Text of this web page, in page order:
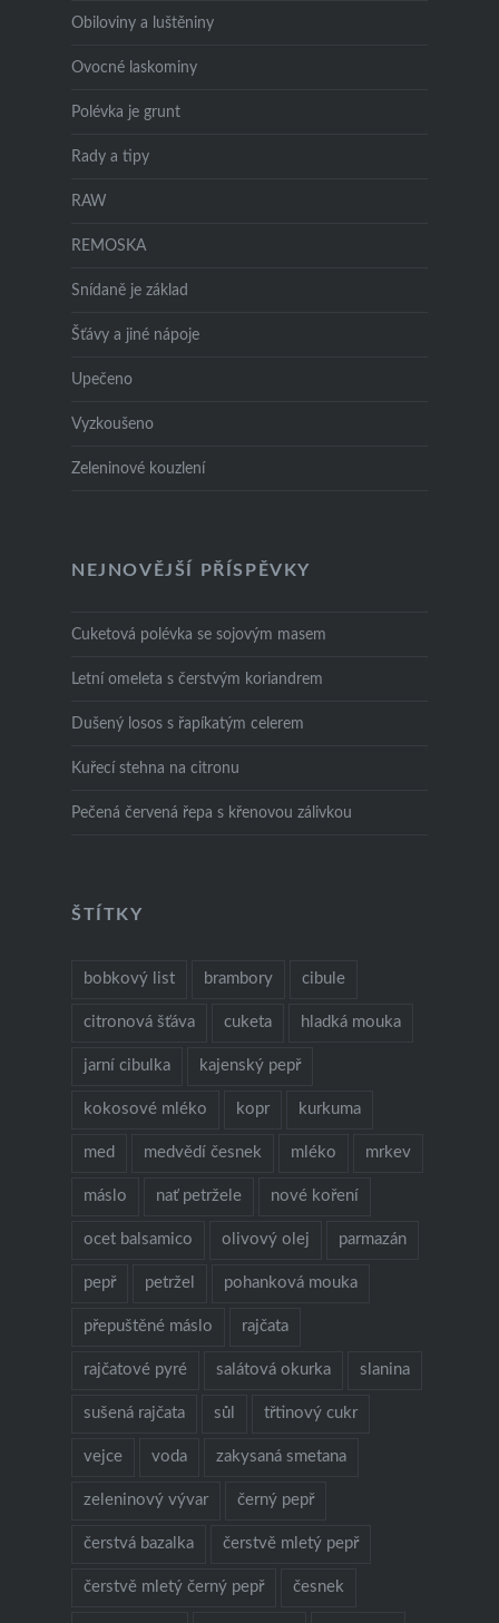
Obiloviny a luštěniny
Ovocné laskominy
Polévka je grunt
Rady a tipy
RAW
REMOSKA
Snídaně je základ
Šťávy a jiné nápoje
Upečeno
Vyzkoušeno
Zeleninové kouzlení
NEJNOVĚJŠÍ PŘÍSPĚVKY
Cuketová polévka se sojovým masem
Letní omeleta s čerstvým koriandrem
Dušený losos s řapíkatým celerem
Kuřecí stehna na citronu
Pečená červená řepa s křenovou zálivkou
ŠTÍTKY
bobkový list brambory cibule
citronová šťáva cuketa hladká mouka
jarní cibulka kajenský pepř
kokosové mléko kopr kurkuma
med medvědí česnek mléko mrkev
máslo nať petržele nové koření
ocet balsamico olivový olej parmazán
pepř petržel pohanková mouka
přepuštěné máslo rajčata
rajčatové pyré salátová okurka slanina
sušená rajčata sůl třtinový cukr
vejce voda zakysaná smetana
zeleninový vývar černý pepř
čerstvá bazalka čerstvě mletý pepř
čerstvě mletý černý pepř česnek